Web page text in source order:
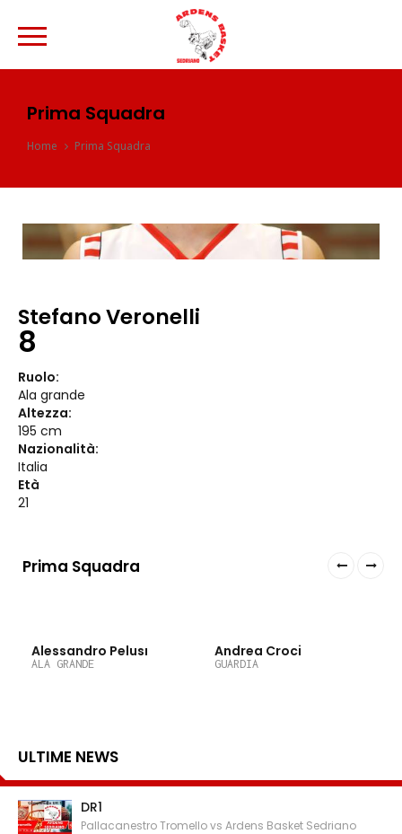
Prima Squadra
Home Prima Squadra
Stefano Veronelli
8
Ruolo:
Ala grande
Altezza:
195 cm
Nazionalità:
Italia
Età
21
Prima Squadra
77
Alessandro Pelusi
ALA GRANDE
Andrea Croci
GUARDIA
ULTIME NEWS
DR1
Pallacanestro Tromello vs Ardens Basket Sedriano